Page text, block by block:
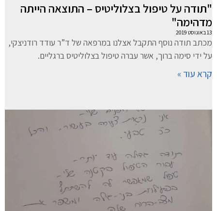
"תודה על טיפול בצלוליטיס – התוצאה הייתה
מדהימה"
13 באוגוסט 2019
מכתב תודה נוסף התקבל אצלנו במרפאה של ד”ר עודד רודניצקי,
על ידי סימה ברוך, אשר עברה טיפול בצלוליטיס ברגליים.
קרא עוד »